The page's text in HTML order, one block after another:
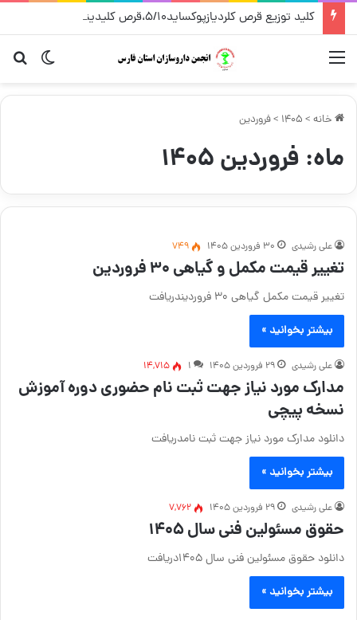
تغییر
خانه >
1405
>فروردین
ماه: فروردین ۱۴۰۵
علی رشیدی ۳۰ فروردین ۱۴۰۵ 749
تغییر قیمت مکمل و گیاهی ۳۰ فروردین
تغییر قیمت مکمل گیاهی ۳۰ فروردیندریافت
بیشتر بخوانید »
علی رشیدی ۲۹ فروردین ۱۴۰۵ ۱ 14,715
مدارک مورد نیاز جهت ثبت نام حضوری دوره آموزش
نسخه پیچی
دانلود مدارک مورد نیاز جهت ثبت نامدریافت
بیشتر بخوانید »
علی رشیدی ۲۹ فروردین ۱۴۰۵ 7,762
حقوق مسئولین فنی سال ۱۴۰۵
دانلود حقوق مسئولین فنی سال ۱۴۰۵دریافت
بیشتر بخوانید »